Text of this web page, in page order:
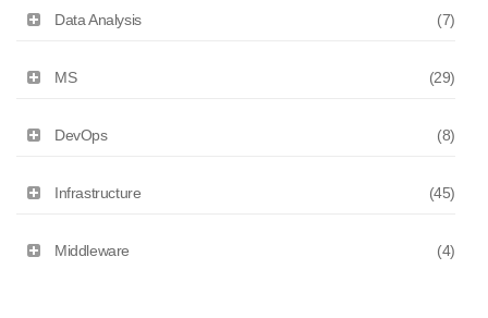
Data Analysis (7)
MS (29)
DevOps (8)
Infrastructure (45)
Middleware (4)